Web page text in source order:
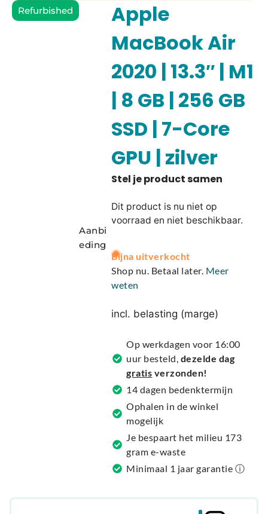
Refurbished
Aanbi
eding
Apple
MacBook Air
2020 | 13.3″ | M1
| 8 GB | 256 GB
SSD | 7-Core
GPU | zilver
Dit product is nu niet op
voorraad en niet beschikbaar.
A
l
t
r
t
v
e
:
Bijna uitverkocht
Shop nu. Betaal later. Meer
weten
incl. belasting (marge)
Op werkdagen voor 16:00
uur besteld, dezelde dag
gratis verzonden!
14 dagen bedenktermijn
Ophalen in de winkel
mogelijk
Je bespaart het milieu 173
gram e-waste
Minimaal 1 jaar garantie ⓘ